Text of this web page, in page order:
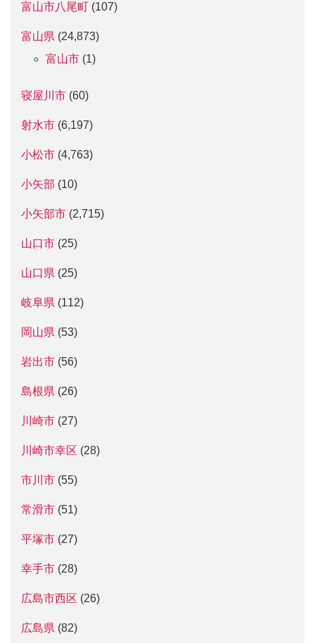
富山市八尾町 (107)
富山県 (24,873)
富山市 (1)
寝屋川市 (60)
射水市 (6,197)
小松市 (4,763)
小矢部 (10)
小矢部市 (2,715)
山口市 (25)
山口県 (25)
岐阜県 (112)
岡山県 (53)
岩出市 (56)
島根県 (26)
川崎市 (27)
川崎市幸区 (28)
市川市 (55)
常滑市 (51)
平塚市 (27)
幸手市 (28)
広島市西区 (26)
広島県 (82)